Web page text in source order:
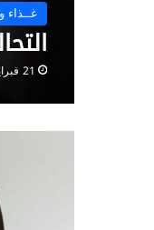
21 فبراير 2021